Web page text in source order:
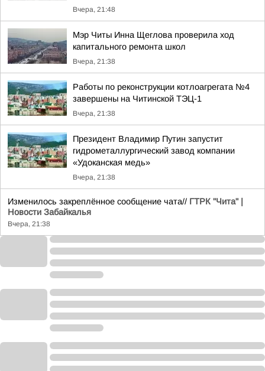
Вчера, 21:48
Мэр Читы Инна Щеглова проверила ход
капитального ремонта школ
Вчера, 21:38
Работы по реконструкции котлоагрегата №4
завершены на Читинской ТЭЦ-1
Вчера, 21:38
Президент Владимир Путин запустит
гидрометаллургический завод компании
«Удоканская медь»
Вчера, 21:38
Изменилось закреплённое сообщение чата// ГТРК "Чита" |
Новости Забайкалья
Вчера, 21:38